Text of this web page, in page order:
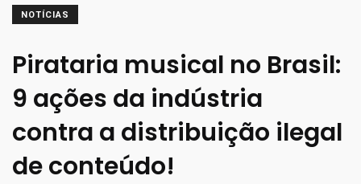
NOTÍCIAS
Pirataria musical no Brasil:
9 ações da indústria
contra a distribuição ilegal
de conteúdo!